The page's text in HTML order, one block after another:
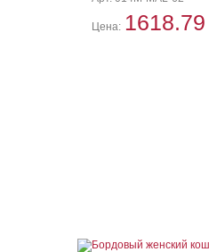
Цена: 1618.79